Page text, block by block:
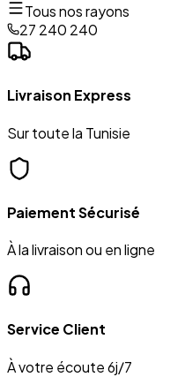
Tous nos rayons
27 240 240
Livraison Express
Sur toute la Tunisie
Paiement Sécurisé
À la livraison ou en ligne
Service Client
À votre écoute 6j/7